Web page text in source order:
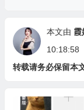
本文由 霞
10:18:58
转载请务必保留本